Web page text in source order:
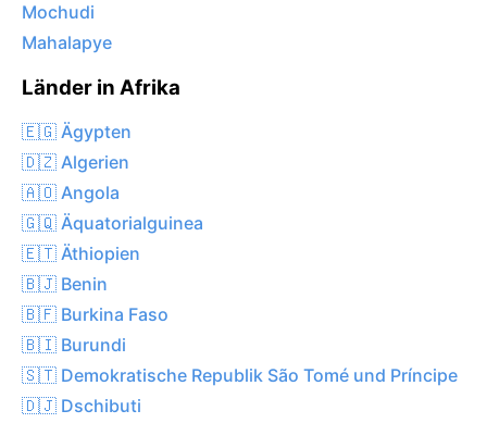
Mochudi
Mahalapye
Länder in Afrika
🇪🇬 Ägypten
🇩🇿 Algerien
🇦🇴 Angola
🇬🇶 Äquatorialguinea
🇪🇹 Äthiopien
🇧🇯 Benin
🇧🇫 Burkina Faso
🇧🇮 Burundi
🇸🇹 Demokratische Republik São Tomé und Príncipe
🇩🇯 Dschibuti